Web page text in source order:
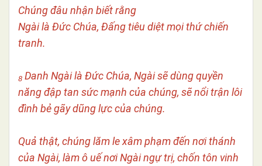
Chúng đâu nhận biết rằng
Ngài là Đức Chúa, Đấng tiêu diệt mọi thứ chiến
tranh.
8 Danh Ngài là Đức Chúa, Ngài sẽ dùng quyền
năng đập tan sức mạnh của chúng, sẽ nổi trận lôi
đình bẻ gãy dũng lực của chúng.
Quả thật, chúng lăm le xâm phạm đến nơi thánh
của Ngài, làm ô uế nơi Ngài ngự trị, chốn tôn vinh